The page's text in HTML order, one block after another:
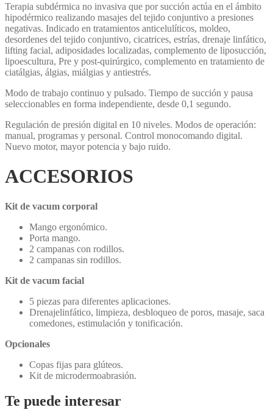
Terapia subdérmica no invasiva que por succión actúa en el ámbito
hipodérmico realizando masajes del tejido conjuntivo a presiones
negativas. Indicado en tratamientos anticelulíticos, moldeo,
desordenes del tejido conjuntivo, cicatrices, estrías, drenaje linfático,
lifting facial, adiposidades localizadas, complemento de liposucción,
lipoescultura, Pre y post-quirúrgico, complemento en tratamiento de
ciatálgias, álgias, miálgias y antiestrés.
Modo de trabajo continuo y pulsado. Tiempo de succión y pausa
seleccionables en forma independiente, desde 0,1 segundo.
Regulación de presión digital en 10 niveles. Modos de operación:
manual, programas y personal. Control monocomando digital.
Nuevo motor, mayor potencia y bajo ruido.
ACCESORIOS
Kit de vacum corporal
Mango ergonómico.
Porta mango.
2 campanas con rodillos.
2 campanas sin rodillos.
Kit de vacum facial
5 piezas para diferentes aplicaciones.
Drenajelinfático, limpieza, desbloqueo de poros, masaje, saca
comedones, estimulación y tonificación.
Opcionales
Copas fijas para glúteos.
Kit de microdermoabrasión.
Te puede interesar